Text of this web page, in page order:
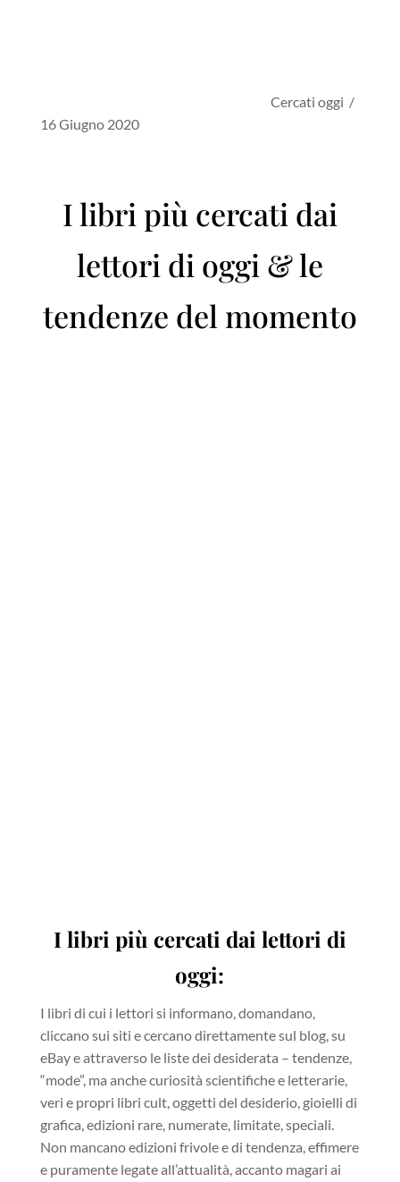
Cercati oggi /
16 Giugno 2020
I libri più cercati dai
lettori di oggi & le
tendenze del momento
I libri più cercati dai lettori di
oggi:
I libri di cui i lettori si informano, domandano,
cliccano sui siti e cercano direttamente sul blog, su
eBay e attraverso le liste dei desiderata – tendenze,
“mode”, ma anche curiosità scientifiche e letterarie,
veri e propri libri cult, oggetti del desiderio, gioielli di
grafica, edizioni rare, numerate, limitate, speciali.
Non mancano edizioni frivole e di tendenza, effimere
e puramente legate all’attualità, accanto magari ai